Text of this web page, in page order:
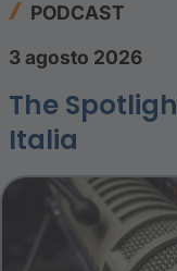
PODCAST
3 agosto 2026
The
Italia